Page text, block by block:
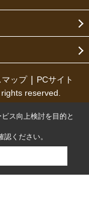
マップ
PCサイト
reserved.
ス向上検討を目的と
認ください。